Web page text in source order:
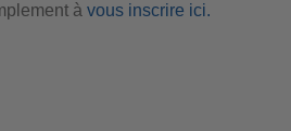
à vous inscrire ici.